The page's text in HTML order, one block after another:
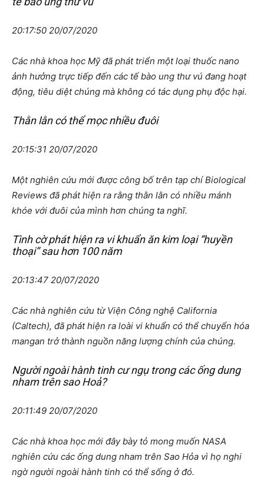
20:17:50 20/07/2020
Các nhà khoa học Mỹ đã phát triển một loại thuốc nano
ảnh hưởng trực tiếp đến các tế bào ung thư vú đang hoạt
động, tiêu diệt chúng mà không có tác dụng phụ độc hại.
Thằn lằn có thể mọc nhiều đuôi
20:15:31 20/07/2020
Một nghiên cứu mới được công bố trên tạp chí Biological
Reviews đã phát hiện ra rằng thằn lằn có nhiều mánh
khóe với đuôi của mình hơn chúng ta nghĩ.
Tình cờ phát hiện ra vi khuẩn ăn kim loại “huyền
thoại” sau hơn 100 năm
20:13:47 20/07/2020
Các nhà nghiên cứu từ Viện Công nghệ California
(Caltech), đã phát hiện ra loài vi khuẩn có thể chuyển hóa
mangan trở thành nguồn năng lượng chính của chúng.
Người ngoài hành tinh cư ngụ trong các ống dung
nham trên sao Hoả?
20:11:49 20/07/2020
Các nhà khoa học mới đây bày tỏ mong muốn NASA
nghiên cứu các ống dung nham trên Sao Hỏa vì họ nghi
ngờ người ngoài hành tinh có thể sống ở đó.